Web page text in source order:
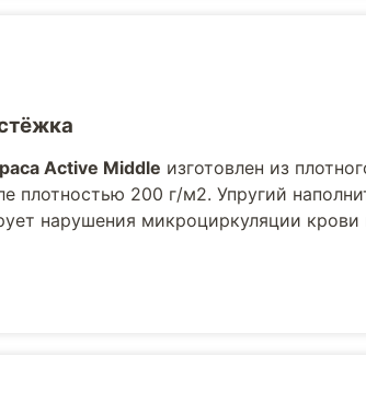
Active Middle изготовлен из
плотностью 200 г/м2. Упругий
нарушения микроциркуляции крови